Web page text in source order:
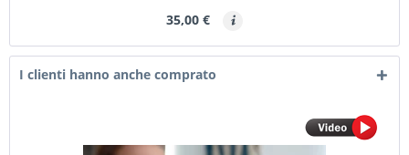
35,00 €
I clienti hanno anche comprato